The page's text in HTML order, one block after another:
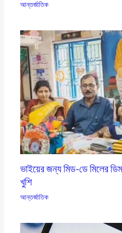
আন্তর্জাতিক
ভাইয়ের জন্য মিড-ডে মিলের
খুশি
আন্তর্জাতিক